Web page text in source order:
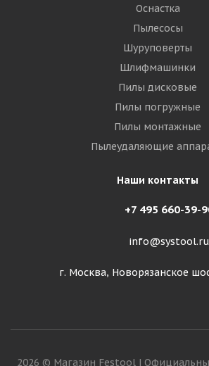
Оснастка
Пылесосы
Шуруповерты
Шлифмашинки
Пилы дисковые
Пилы погружные
Пилы монтажные
Пылеудаляющие
Наши контакты
+7 495 660-39-
info@systool.ru
г. Москва, Новорязанское
2026 © Магазин Festool |